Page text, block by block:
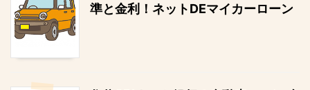
準と金利！ネットDEマイカーローン